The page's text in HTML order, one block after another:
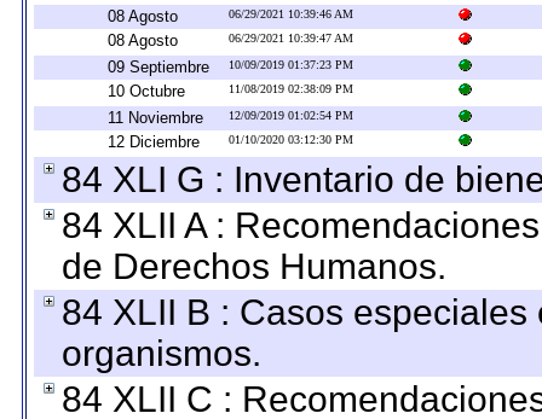
08 Agosto 06/29/2021 10:39:46 AM
08 Agosto 06/29/2021 10:39:47 AM
09 Septiembre 10/09/2019 01:37:23 PM
10 Octubre 11/08/2019 02:38:09 PM
11 Noviembre 12/09/2019 01:02:54 PM
12 Diciembre 01/10/2020 03:12:30 PM
84 XLI G : Inventario de
84 XLII A :
de Derechos Humanos.
84 XLII B : Casos
organismos.
84 XLII C :